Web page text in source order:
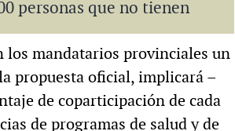
personas que no tienen
los mandatarios provinciales un
propuesta oficial, implicará –
de coparticipación de cada
de programas de salud y de